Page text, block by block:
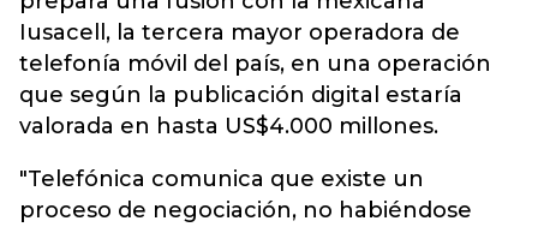
Iusacell, la tercera mayor operadora de
telefonía móvil del país, en una operación
que según la publicación digital estaría
valorada en hasta US$4.000 millones.
"Telefónica comunica que existe un
proceso de negociación, no habiéndose